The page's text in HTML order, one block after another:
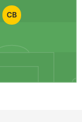
CB